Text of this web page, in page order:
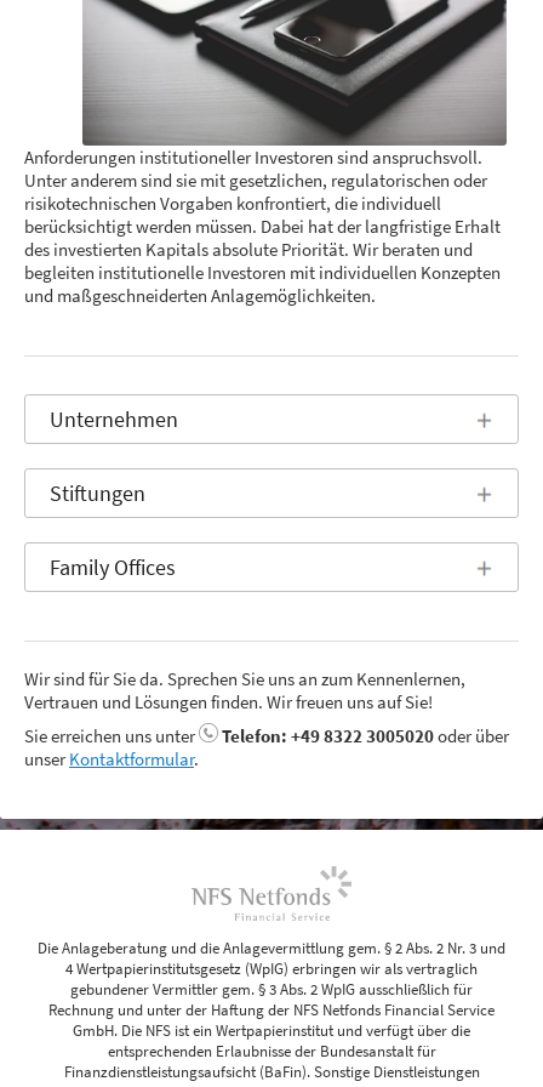
Anforderungen institutioneller Investoren sind anspruchsvoll.
Unter anderem sind sie mit gesetzlichen, regulatorischen oder
risikotechnischen Vorgaben konfrontiert, die individuell
berücksichtigt werden müssen. Dabei hat der langfristige Erhalt
des investierten Kapitals absolute Priorität. Wir beraten und
begleiten institutionelle Investoren mit individuellen Konzepten
und maßgeschneiderten Anlagemöglichkeiten.
Unternehmen
Stiftungen
Family Offices
Wir sind für Sie da. Sprechen Sie uns an zum Kennenlernen,
Vertrauen und Lösungen finden. Wir freuen uns auf Sie!
Sie erreichen uns unter
Telefon: +49 8322 3005020oder über
unserKontaktformular.
Die Anlageberatung und die Anlagevermittlung gem. § 2 Abs. 2 Nr. 3 und
4 Wertpapierinstitutsgesetz (WpIG) erbringen wir als vertraglich
gebundener Vermittler gem. § 3 Abs. 2 WpIG ausschließlich für
Rechnung und unter der Haftung der NFS Netfonds Financial Service
GmbH. Die NFS ist ein Wertpapierinstitut und verfügt über die
entsprechenden Erlaubnisse der Bundesanstalt für
Finanzdienstleistungsaufsicht (BaFin). Sonstige Dienstleistungen